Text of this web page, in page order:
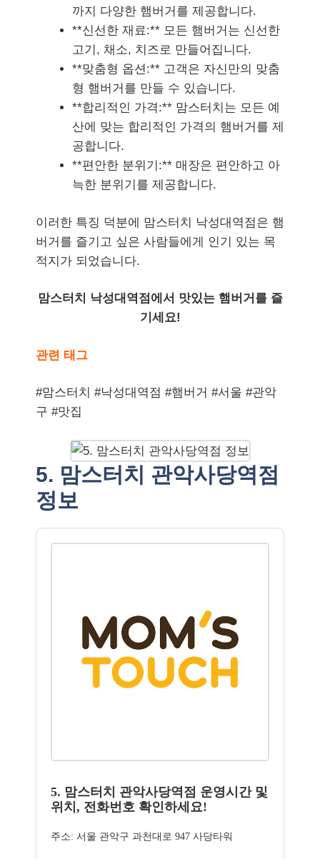
까지 다양한 햄버거를 제공합니다.
**신선한 재료:** 모든 햄버거는 신선한
고기, 채소, 치즈로 만들어집니다.
**맞춤형 옵션:** 고객은 자신만의 맞춤
형 햄버거를 만들 수 있습니다.
**합리적인 가격:** 맘스터치는 모든 예
산에 맞는 합리적인 가격의 햄버거를 제
공합니다.
**편안한 분위기:** 매장은 편안하고 아
늑한 분위기를 제공합니다.
이러한 특징 덕분에 맘스터치 낙성대역점은 햄
버거를 즐기고 싶은 사람들에게 인기 있는 목
적지가 되었습니다.
맘스터치 낙성대역점에서 맛있는 햄버거를 즐
기세요!
관련 태그
#맘스터치 #낙성대역점 #햄버거 #서울 #관악
구 #맛집
5. 맘스터치 관악사당역점
정보
5. 맘스터치 관악사당역점 운영시간 및
위치, 전화번호 확인하세요!
주소: 서울 관악구 과천대로 947 사당타워